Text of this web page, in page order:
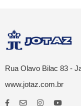
Rua Olavo Bilac 83 -
www.jotaz.com.br